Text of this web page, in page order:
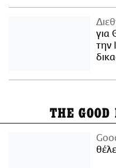
για
την
THE GOOD